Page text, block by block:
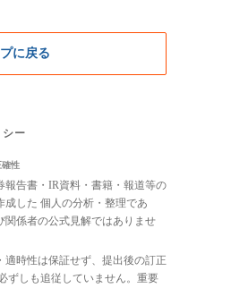
に戻る
ー
確性
報告書・IR資料・書籍・報道等の
成した 個人の分析・整理であ
関係者の公式見解ではありませ
適時性は保証せず、提出後の訂正
ずしも追従していません。重要